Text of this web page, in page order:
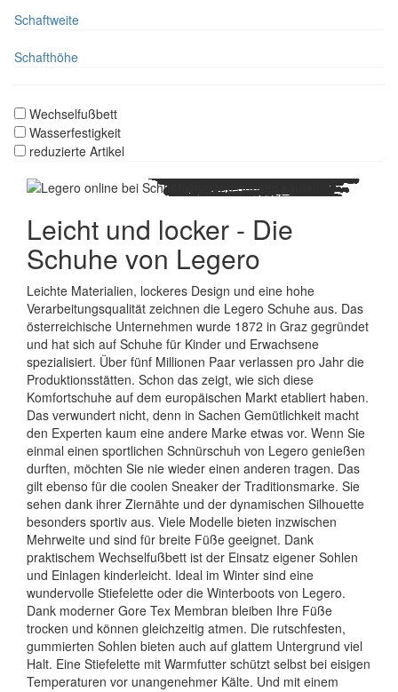
Schaftweite
Schafthöhe
Wechselfußbett
Wasserfestigkeit
reduzierte Artikel
Leicht und locker - Die
Schuhe von Legero
Leichte Materialien, lockeres Design und eine hohe
Verarbeitungsqualität zeichnen die Legero Schuhe aus. Das
österreichische Unternehmen wurde 1872 in Graz gegründet
und hat sich auf Schuhe für Kinder und Erwachsene
spezialisiert. Über fünf Millionen Paar verlassen pro Jahr die
Produktionsstätten. Schon das zeigt, wie sich diese
Komfortschuhe auf dem europäischen Markt etabliert haben.
Das verwundert nicht, denn in Sachen Gemütlichkeit macht
den Experten kaum eine andere Marke etwas vor. Wenn Sie
einmal einen sportlichen Schnürschuh von Legero genießen
durften, möchten Sie nie wieder einen anderen tragen. Das
gilt ebenso für die coolen Sneaker der Traditionsmarke. Sie
sehen dank ihrer Ziernähte und der dynamischen Silhouette
besonders sportiv aus. Viele Modelle bieten inzwischen
Mehrweite und sind für breite Füße geeignet. Dank
praktischem Wechselfußbett ist der Einsatz eigener Sohlen
und Einlagen kinderleicht. Ideal im Winter sind eine
wundervolle Stiefelette oder die Winterboots von Legero.
Dank moderner Gore Tex Membran bleiben Ihre Füße
trocken und können gleichzeitig atmen. Die rutschfesten,
gummierten Sohlen bieten auch auf glattem Untergrund viel
Halt. Eine Stiefelette mit Warmfutter schützt selbst bei eisigen
Temperaturen vor unangenehmer Kälte. Und mit einem